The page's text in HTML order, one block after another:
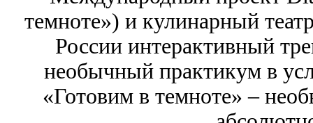
темноте») и кулинарный
России интерактивный
необычный практикум в
«Готовим в темноте» –